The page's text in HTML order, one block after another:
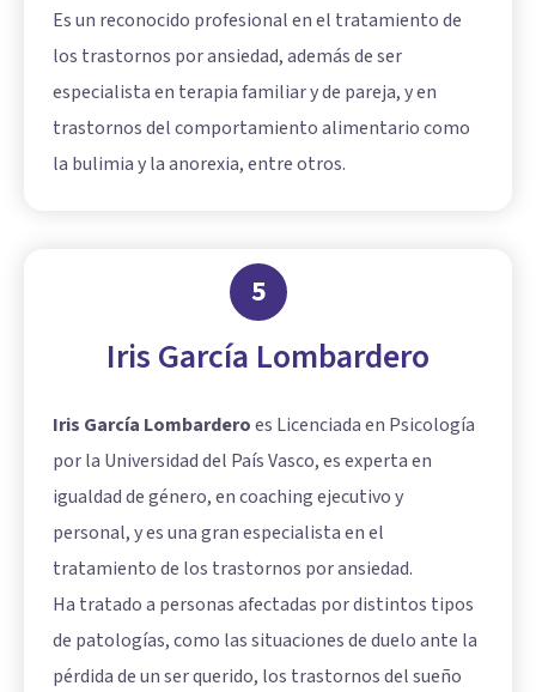
Es un reconocido profesional en el tratamiento de
los trastornos por ansiedad, además de ser
especialista en terapia familiar y de pareja, y en
trastornos del comportamiento alimentario como
la bulimia y la anorexia, entre otros.
5
Iris García Lombardero
Iris García Lombarderoes Licenciada en Psicología
por la Universidad del País Vasco, es experta en
igualdad de género, en coaching ejecutivo y
personal, y es una gran especialista en el
tratamiento de los trastornos por ansiedad.
Ha tratado a personas afectadas por distintos tipos
de patologías, como las situaciones de duelo ante la
pérdida de un ser querido, los trastornos del sueño